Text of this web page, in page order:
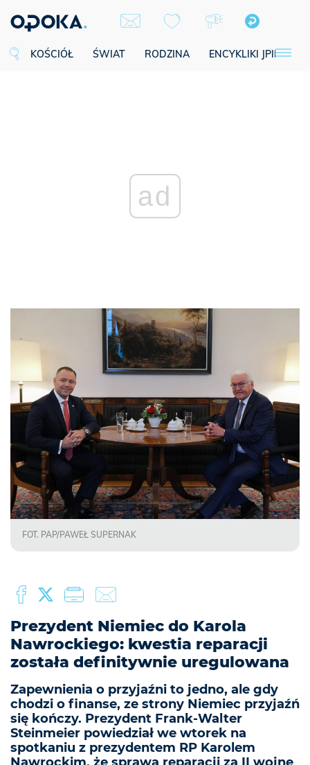
KOŚCIÓŁ ŚWIAT RODZINA ENCYKLIKI JPII
ad
FOT. PAP/PAWEŁ SUPERNAK
Prezydent Niemiec do Karola
Nawrockiego: kwestia reparacji
została definitywnie uregulowana
Zapewnienia o przyjaźni to jedno, ale gdy
chodzi o finanse, ze strony Niemiec przyjaźń
się kończy. Prezydent Frank-Walter
Steinmeier powiedział we wtorek na
spotkaniu z prezydentem RP Karolem